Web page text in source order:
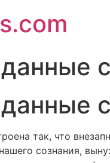
так, что
сознания,